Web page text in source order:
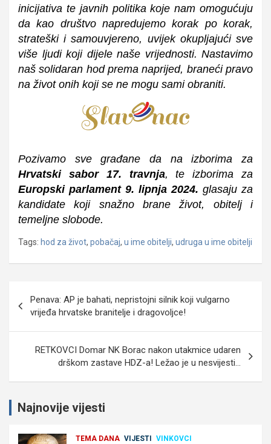
inicijativa te javnih politika koje nam omogućuju
da kao društvo napredujemo korak po korak,
strateški i samouvjereno, uvijek okupljajući sve
više ljudi koji dijele naše vrijednosti. Nastavimo
naš solidaran hod prema naprijed, braneći pravo
na život onih koji se ne mogu sami obraniti.
Pozivamo sve građane da na izborima za
Hrvatski sabor 17. travnja, te izborima za
Europski parlament 9. lipnja 2024. glasaju za
kandidate koji snažno brane život, obitelj i
temeljne slobode.
Tags: hod za život, pobačaj, u ime obitelji, udruga u ime obitelji
objava
Penava: AP je bahati, nepristojni silnik koji vulgarno
vrijeđa hrvatske branitelje i dragovoljce!
RETKOVCI Domar NK Borac nakon utakmice udaren
drškom zastave HDZ-a! Ležao je u nesvijesti…
Najnovije vijesti
TEMA DANA VIJESTI VINKOVCI